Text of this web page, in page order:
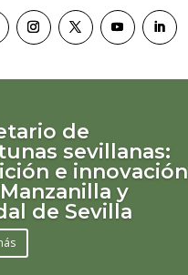
de
sevillanas:
e innovación
y
de Sevilla